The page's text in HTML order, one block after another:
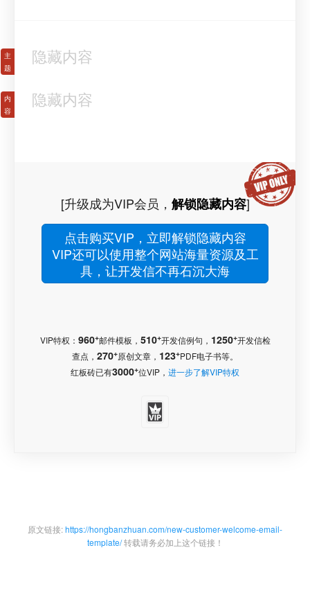
隐藏内容
隐藏内容
[升级成为VIP会员， 解锁隐藏内容]
点击购买VIP，立即解锁隐藏内容
VIP还可以使用整个网站海量资源及工
具，让开发信不再石沉大海
VIP特权： 960+邮件模板， 510+开发信例句， 1250+开发信检
查点， 270+原创文章， 123+PDF电子书等。
红板砖已有3000+位VIP， 进一步了解VIP特权
原文链接:https://hongbanzhuan.com/new-customer-welcome-email-
template/转载请务必加上这个链接！